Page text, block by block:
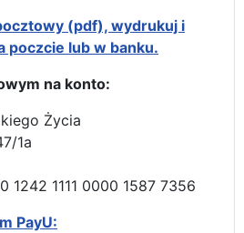
(pdf), wydrukuj i
poczcie lub w banku.
na konto:
Życia
1a
1242 1111 0000 1587 7356
PayU: